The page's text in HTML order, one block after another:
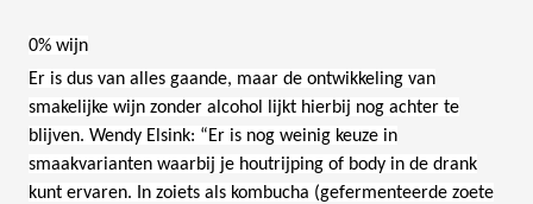
0% wijn
Er is dus van alles gaande, maar de ontwikkeling van
smakelijke wijn zonder alcohol lijkt hierbij nog achter te
blijven. Wendy Elsink: “Er is nog weinig keuze in
smaakvarianten waarbij je houtrijping of body in de drank
kunt ervaren. In zoiets als kombucha (gefermenteerde zoete